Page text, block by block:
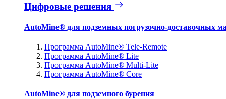
Цифровые решения
AutoMine® для подземных погрузочно-доставочных
Программа AutoMine® Tele-Remote
Программа AutoMine® Lite
Программа AutoMine® Multi-Lite
Программа AutoMine® Core
AutoMine® для подземного бурения